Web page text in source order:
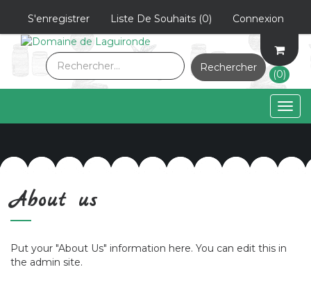
S'enregistrer Liste De Souhaits (0) Connexion
(0)
Rechercher
About us
Put your "About Us" information here. You can edit this in
the admin site.